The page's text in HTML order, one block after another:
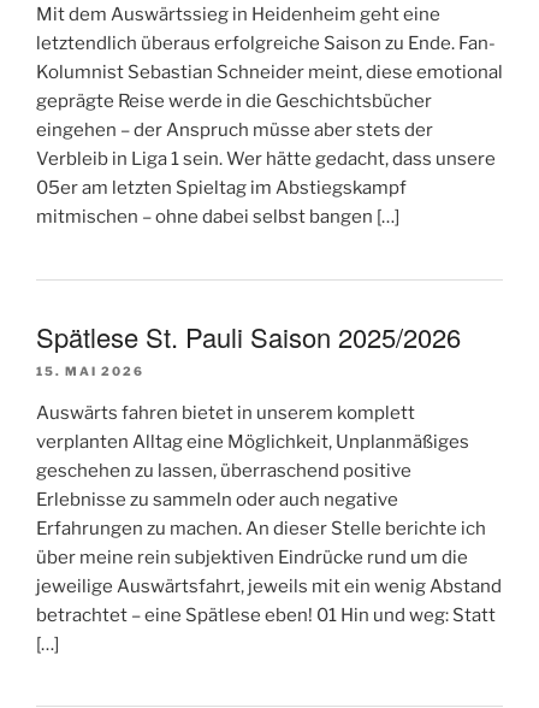
Mit dem Auswärtssieg in Heidenheim geht eine
letztendlich überaus erfolgreiche Saison zu Ende. Fan-
Kolumnist Sebastian Schneider meint, diese emotional
geprägte Reise werde in die Geschichtsbücher
eingehen – der Anspruch müsse aber stets der
Verbleib in Liga 1 sein. Wer hätte gedacht, dass unsere
05er am letzten Spieltag im Abstiegskampf
mitmischen – ohne dabei selbst bangen […]
Spätlese St. Pauli Saison 2025/2026
15. MAI 2026
Auswärts fahren bietet in unserem komplett
verplanten Alltag eine Möglichkeit, Unplanmäßiges
geschehen zu lassen, überraschend positive
Erlebnisse zu sammeln oder auch negative
Erfahrungen zu machen. An dieser Stelle berichte ich
über meine rein subjektiven Eindrücke rund um die
jeweilige Auswärtsfahrt, jeweils mit ein wenig Abstand
betrachtet – eine Spätlese eben! 01 Hin und weg: Statt
[…]